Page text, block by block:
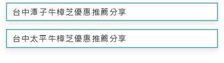
台中潭子牛樟芝優惠推薦分享
台中太平牛樟芝優惠推薦分享